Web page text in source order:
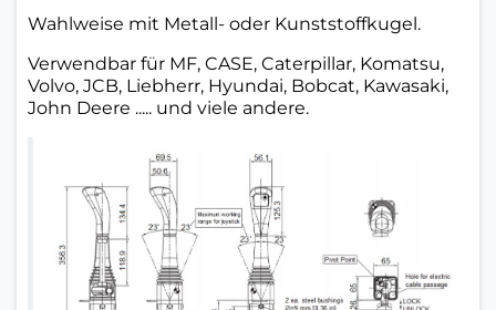
Wahlweise mit Metall- oder Kunststoffkugel.
Verwendbar für MF, CASE, Caterpillar, Komatsu,
Volvo, JCB, Liebherr, Hyundai, Bobcat, Kawasaki,
John Deere ..... und viele andere.